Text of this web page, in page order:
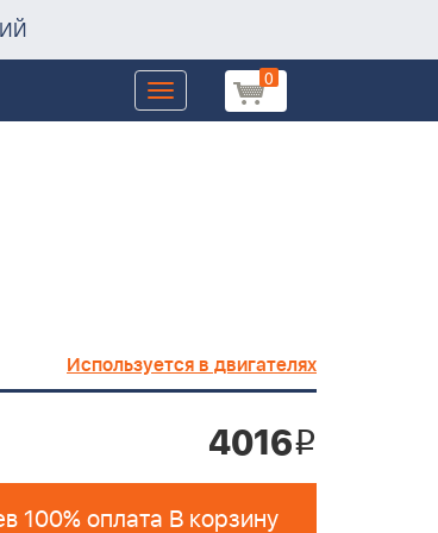
0
Toggle
navigation
Используется в двигателях
4016i
100% оплата В корзину